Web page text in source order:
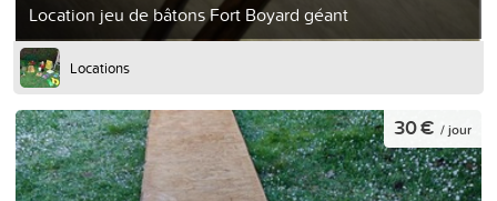
Location jeu de bâtons Fort Boyard géant
Locations
30 € / jour